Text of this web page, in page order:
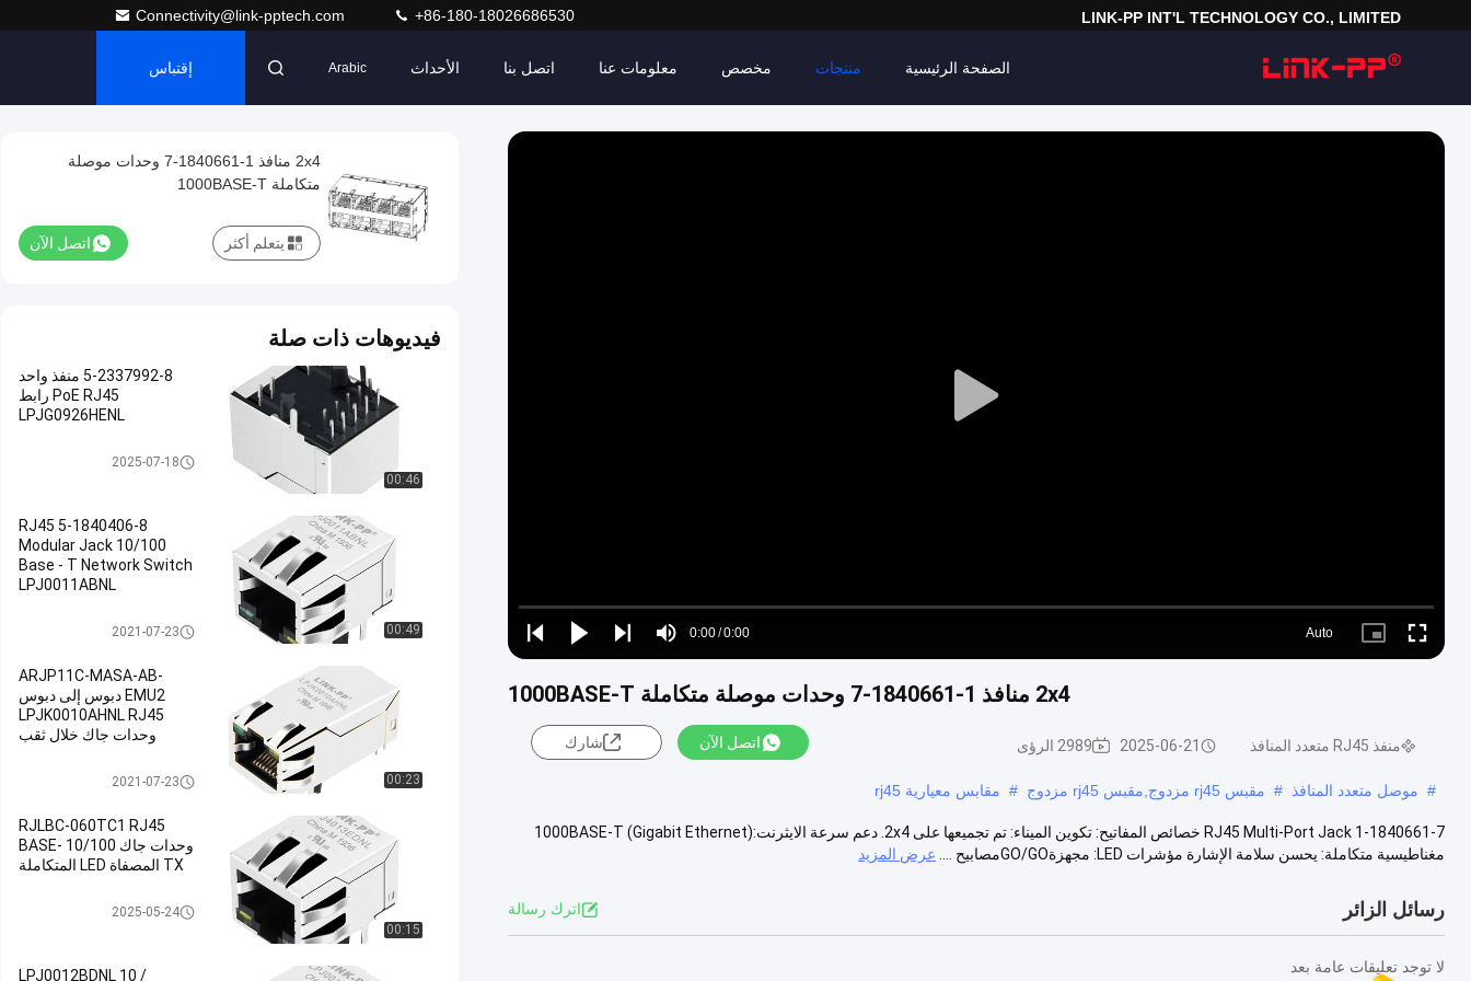
LINK-PP INT'L TECHNOLOGY CO., LIMITED
Connectivity@link-pptech.com +86-180-18026686530
الصفحة الرئيسية منتجات معلومات عنا اتصل بنا الأحداث مخصص Arabic إقتباس
Play
Play
Play
Play
Mute
Time
0:00/0:00
Loaded:
0%
Auto
Picture- Fullscreen
2x4 منافذ 1-1840661-7 وحدات موصلة متكاملة 1000BASE-T
منفذ RJ45 متعدد المنافذ 2025-06-21 2989 الرؤى اتصل الآن شارك
# موصل متعدد المنافذ # مقبس rj45 مزدوج,مقبس rj45 مزدوج # مقابس معيارية rj45
1-1840661-7 RJ45 Multi-Port Jack خصائص المفاتيح: تكوين الميناء: تم تجميعها على 2x4. دعم سرعة الايثرنت:1000BASE-T (Gigabit Ethernet)
مغناطيسية متكاملة: يحسن سلامة الإشارة مؤشرات LED: مجهزةGO/GOمصابيح ....
عرض المزيد
رسائل الزائر اترك رسالة
لا توجد تعليقات عامة بعد
2x4 منافذ 1-1840661-7 وحدات موصلة
متكاملة 1000BASE-T
اتصل الآن يتعلم أكثر
فيديوهات ذات صلة
00:46
5-2337992-8 منفذ واحد
PoE RJ45 رابط
LPJG0926HENL
موصل PoE RJ452025-07-18
00:49
5-1840406-8 RJ45
Modular Jack 10/100
Base - T Network Switch
LPJ0011ABNL
RJ45 جاك وحدات2021-07-23
00:23
ARJP11C-MASA-AB-
EMU2 دبوس إلى دبوس
LPJK0010AHNL RJ45
وحدات جاك خلال ثقب
RJ45 جاك وحدات2021-07-23
00:15
RJLBC-060TC1 RJ45
وحدات جاك 10/100 BASE-
TX المصفاة LED المتكاملة
المغناطيسي RJ45 جاك
2025-05-24
LPJ0012BDNL 10 /